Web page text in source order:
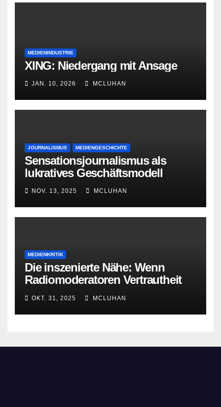
MEDIENINDUSTRIE
XING: Niedergang mit Ansage
JAN. 10, 2026 MCLUHAN
JOURNALISMUS MEDIENGESCHICHTE
Sensationsjournalismus als
lukratives Geschäftsmodell
NOV. 13, 2025 MCLUHAN
MEDIENKRITIK
Die inszenierte Nähe: Wenn
Radiomoderatoren Vertrautheit
OKT. 31, 2025 MCLUHAN